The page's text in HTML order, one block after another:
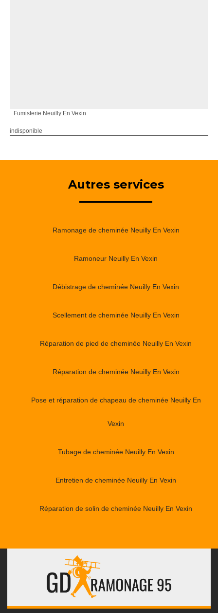
Fumisterie Neuilly En Vexin
indisponible
Autres services
Ramonage de cheminée Neuilly En Vexin
Ramoneur Neuilly En Vexin
Débistrage de cheminée Neuilly En Vexin
Scellement de cheminée Neuilly En Vexin
Réparation de pied de cheminée Neuilly En Vexin
Réparation de cheminée Neuilly En Vexin
Pose et réparation de chapeau de cheminée Neuilly En
Vexin
Tubage de cheminée Neuilly En Vexin
Entretien de cheminée Neuilly En Vexin
Réparation de solin de cheminée Neuilly En Vexin